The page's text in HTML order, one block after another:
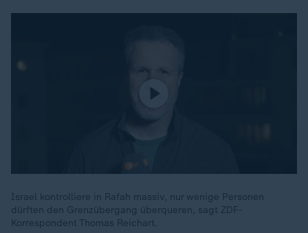
Israel kontrolliere in Rafah massiv, nur wenige Personen
dürften den Grenzübergang überqueren, sagt ZDF-
Korrespondent Thomas Reichart.